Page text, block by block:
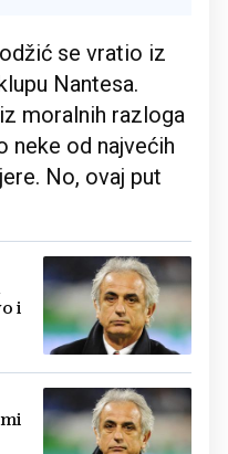
se vratio iz
Nantesa.
moralnih razloga
neke od najvećih
No, ovaj put
i